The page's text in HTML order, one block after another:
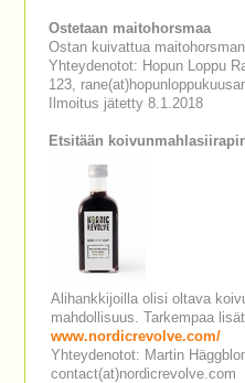
Ostetaan maitohorsmaa
Ostan kuivattua
Yhteydenotot: Hopun Loppu
123,
Ilmoitus jätetty 8.1.2018
Etsitään
Alihankkijoilla olisi oltava
mahdollisuus. Tarkempaa
www.nordicrevolve.com/
Yhteydenotot: Martin
contact(at)nordicrevolve.com